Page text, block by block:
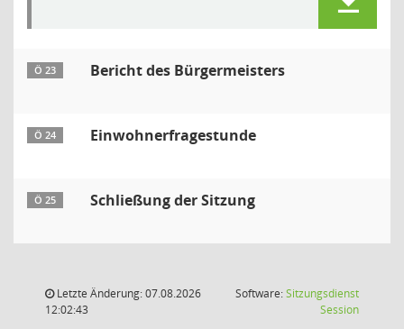
Ö 23 Bericht des Bürgermeisters
Ö 24 Einwohnerfragestunde
Ö 25 Schließung der Sitzung
Letzte Änderung: 07.08.2026
12:02:43
Software:Sitzungsdienst
Session(Wird in